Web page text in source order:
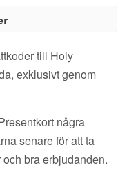
till Holy
exklusivt genom
några
senare för att ta
bra erbjudanden.